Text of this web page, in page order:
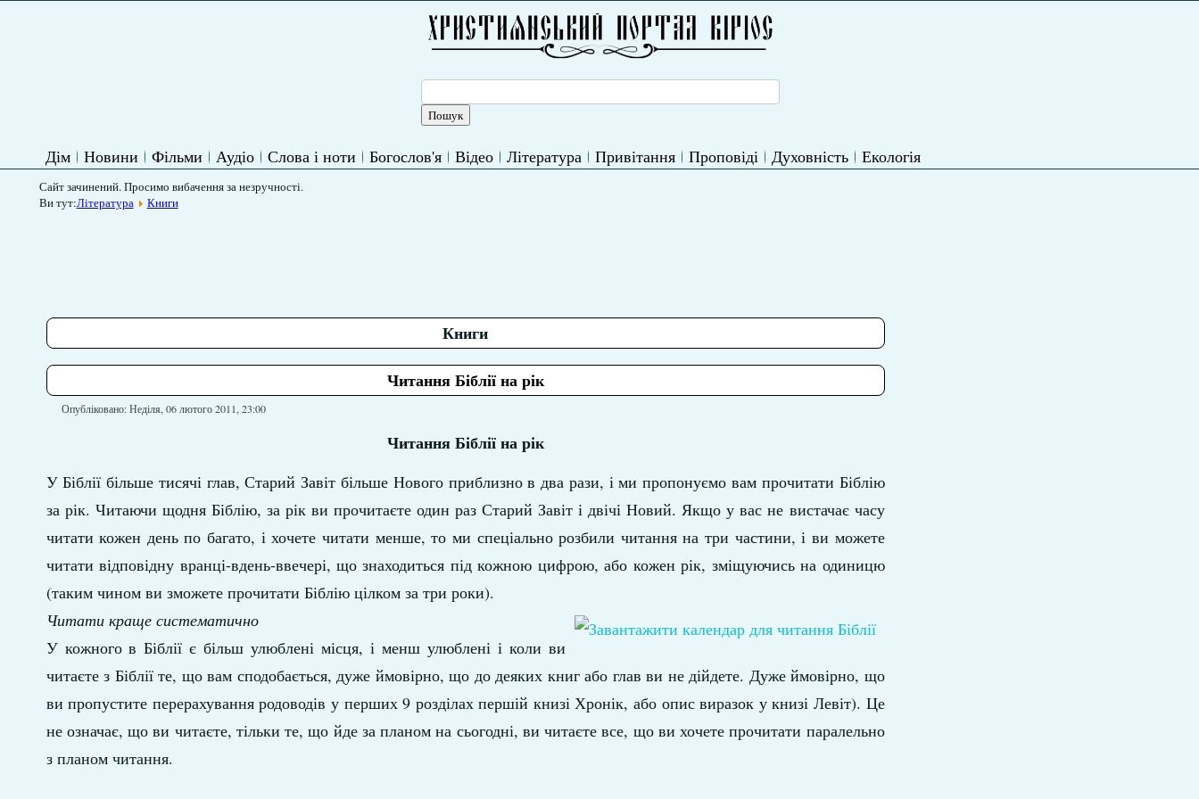
Дім Новини Фільми Аудіо Слова і ноти Богослов'я Відео Література Привітання Проповіді Духовність Екологія
Сайт зачинений. Просимо вибачення за незручності.
Ви тут:Література Книги
Книги
Читання Біблії на рік
Опубліковано: Неділя, 06 лютого 2011, 23:00
Читання Біблії на рік
У Біблії більше тисячі глав, Старий Завіт більше Нового приблизно в два рази, і ми пропонуємо вам прочитати Біблію
за рік. Читаючи щодня Біблію, за рік ви прочитаєте один раз Старий Завіт і двічі Новий. Якщо у вас не вистачає часу
читати кожен день по багато, і хочете читати менше, то ми спеціально розбили читання на три частини, і ви можете
читати відповідну вранці-вдень-ввечері, що знаходиться під кожною цифрою, або кожен рік, зміщуючись на одиницю
(таким чином ви зможете прочитати Біблію цілком за три роки).
Читати краще систематично
У кожного в Біблії є більш улюблені місця, і менш улюблені і коли ви
читаєте з Біблії те, що вам сподобається, дуже ймовірно, що до деяких книг або глав ви не дійдете. Дуже ймовірно, що
ви пропустите перерахування родоводів у перших 9 розділах першій книзі Хронік, або опис виразок у книзі Левіт). Це
не означає, що ви читаєте, тільки те, що йде за планом на сьогодні, ви читаєте все, що ви хочете прочитати паралельно
з планом читання.